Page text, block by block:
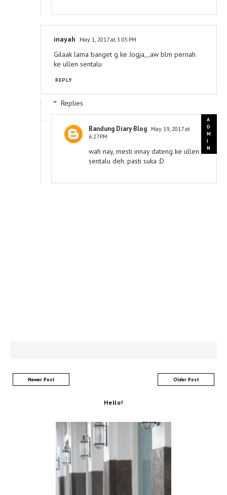
inayah May 1, 2017 at 3:05 PM
Gilaak lama banget g ke Jogja,,,aw blm pernah
ke ullen sentalu
REPLY
Replies
Bandung Diary Blog May 19, 2017 at
6:27 PM
wah nay, mesti innay dateng ke ullen
sentalu deh. pasti suka :D
Newer Post Older Post
Hello!